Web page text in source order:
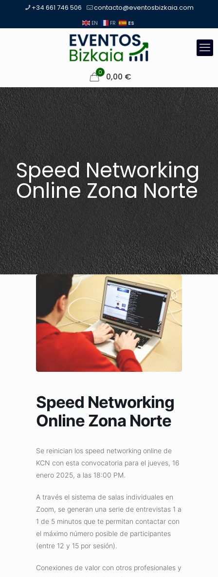
+34 661 746 506 contacto@eventosbizkaia.com
EN FR ES
0 0,00 €
Speed Networking
Online Zona Norte
Speed Networking
Online Zona Norte
Se reinician los speed networking online de
KCN con esta convocatoria para el jueves, 16
enero 2025, a las 18:00 PM.
A través el sistema de salas individuales en
Zoom, se generan una serie de entrevistas 1 a
1 de 5 minutos que te permitan contactar con
el máximo número posible de participantes
(entre 12 y 15 por sesión).
Conexiones de valor con otros profesionales y